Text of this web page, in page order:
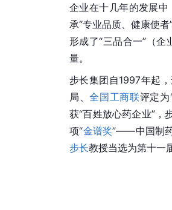
企业在十几年的发展
承“专业品质、健康使
形成了“三品合一”（企
量。
步长集团自1997年起
局、全国工商联评定
获“百姓放心药企业”，
项“金谱奖”——中国制
步长教授当选为第十一